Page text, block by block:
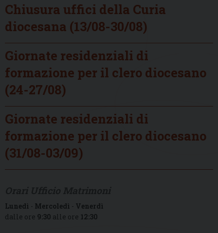
Chiusura uffici della Curia
diocesana (13/08-30/08)
Giornate residenziali di
formazione per il clero diocesano
(24-27/08)
Giornate residenziali di
formazione per il clero diocesano
(31/08-03/09)
Lunedì - Mercoledì - Venerdì
dalle ore 9:30 alle ore 12:30